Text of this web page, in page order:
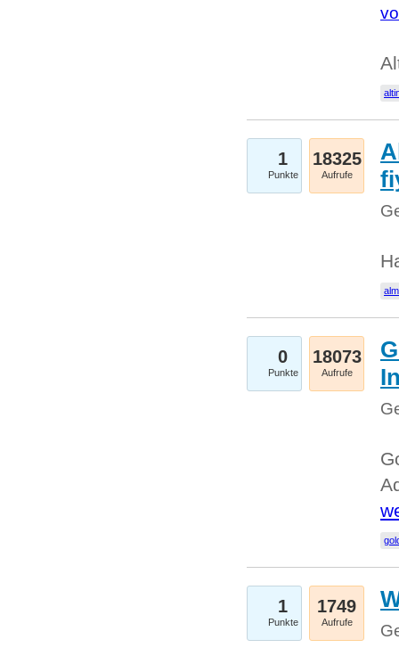
1
Punkte
18325
Aufrufe
0
Punkte
18073
Aufrufe
1
Punkte
1749
Aufrufe